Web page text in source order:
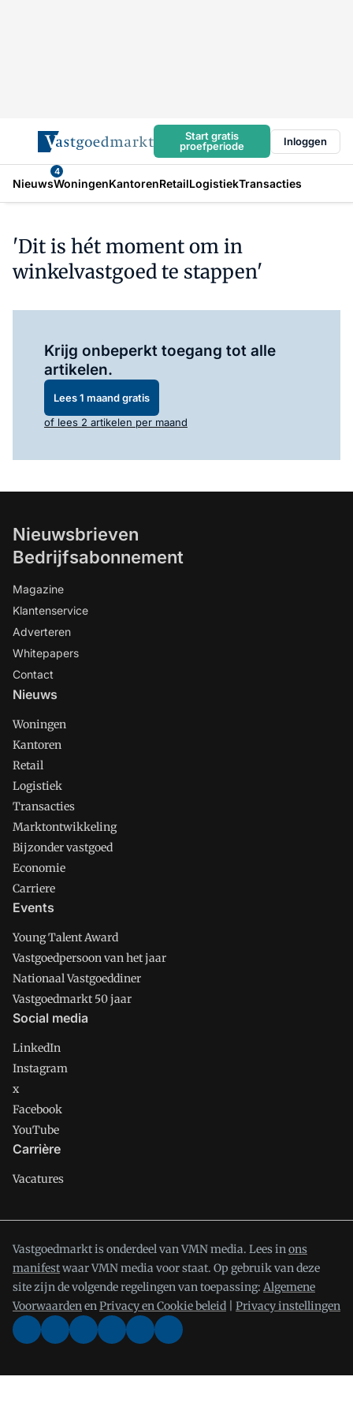
Start gratis
proefperiode
Inloggen
Nieuws
4
WoningenKantorenRetailLogistiekTransacties
'Dit is hét moment om in
winkelvastgoed te stappen'
Krijg onbeperkt toegang tot alle
artikelen.
Lees 1 maand gratis
of lees 2 artikelen per maand
Nieuwsbrieven
Bedrijfsabonnement
Magazine
Klantenservice
Adverteren
Whitepapers
Contact
Nieuws
Woningen
Kantoren
Retail
Logistiek
Transacties
Marktontwikkeling
Bijzonder vastgoed
Economie
Carriere
Events
Young Talent Award
Vastgoedpersoon van het jaar
Nationaal Vastgoeddiner
Vastgoedmarkt 50 jaar
Social media
LinkedIn
Instagram
x
Facebook
YouTube
Carrière
Vacatures
Vastgoedmarkt is onderdeel van VMN media. Lees inons
manifestwaar VMN media voor staat. Op gebruik van deze
site zijn de volgende regelingen van toepassing: Algemene
VoorwaardenenPrivacy en Cookie beleid Privacy instellingen